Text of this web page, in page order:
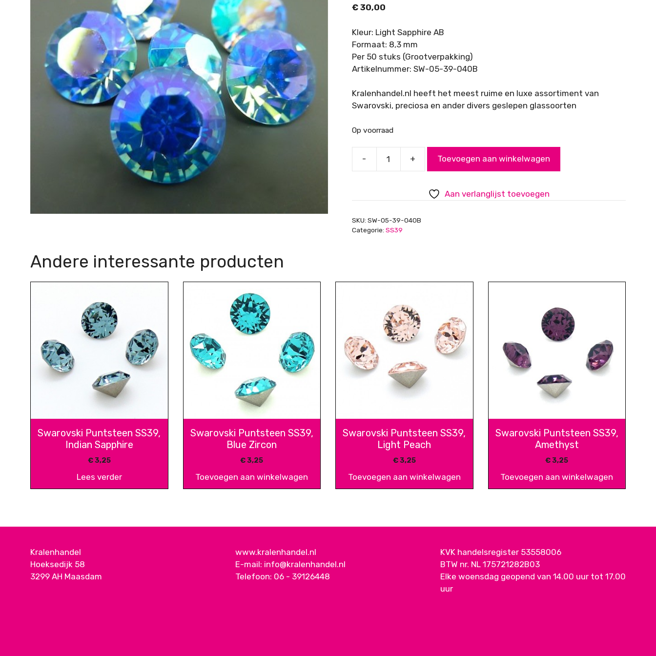
€30,00
Kleur: Light Sapphire AB
Formaat: 8,3 mm
Per 50 stuks (Grootverpakking)
Artikelnummer: SW-05-39-040B
Kralenhandel.nl heeft het meest ruime en luxe assortiment van
Swarovski, preciosa en ander divers geslepen glassoorten
Op voorraad
-
Swarovski
Grootverpakking,
Sapphire
+ Toevoegen aan winkelwagen
Aan verlanglijst toevoegen
SKU: SW-05-39-040B
Categorie: SS39
Andere interessante producten
Swarovski Puntsteen SS39,
Indian Sapphire
€3,25
Lees verder
Swarovski Puntsteen SS39,
Blue Zircon
€3,25
Toevoegen aan winkelwagen
Swarovski Puntsteen SS39,
Light Peach
€3,25
Toevoegen aan winkelwagen
Swarovski Puntsteen SS39,
Amethyst
€3,25
Toevoegen aan winkelwagen
Kralenhandel
Hoeksedijk 58
3299 AH Maasdam
www.kralenhandel.nl
E-mail: info@kralenhandel.nl
Telefoon: 06 - 39126448
KVK handelsregister 53558006
BTW nr. NL 175721282B03
Elke woensdag geopend van 14.00 uur tot 17.00
uur